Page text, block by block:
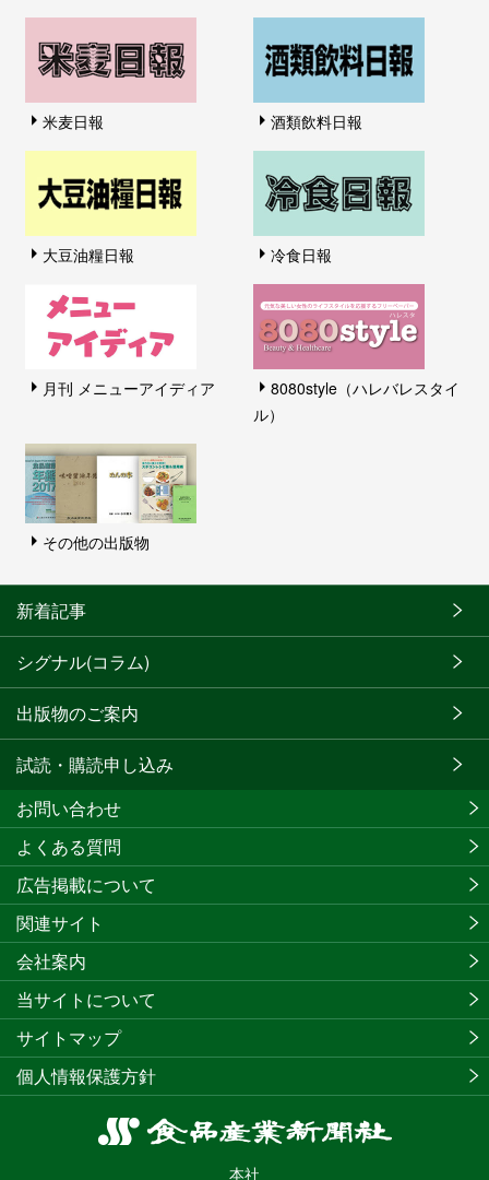
米麦日報 酒類飲料日報
大豆油糧日報 冷食日報
月刊 メニューアイディア
8080style（ハレバレスタイ
ル）
その他の出版物
新着記事
シグナル(コラム)
出版物のご案内
試読・購読申し込み
食
本社
お問い合わせ
よくある質問
広告掲載について
関連サイト
会社案内
当サイトについて
サイトマップ
個人情報保護方針